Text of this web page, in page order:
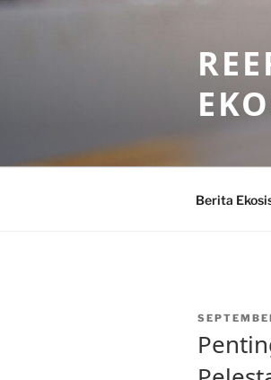
Skip
Berita
POSTED